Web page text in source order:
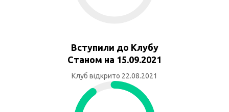
Вступили до Клубу
Станом на 15.09.2021
Клуб відкрито 22.08.2021